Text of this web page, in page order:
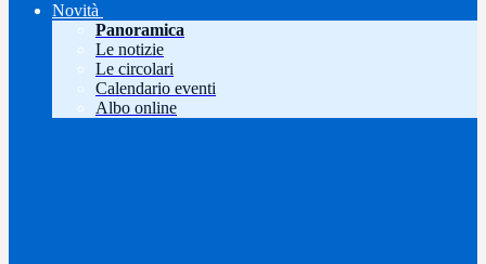
Novità
Panoramica
Le notizie
Le circolari
Calendario eventi
Albo online